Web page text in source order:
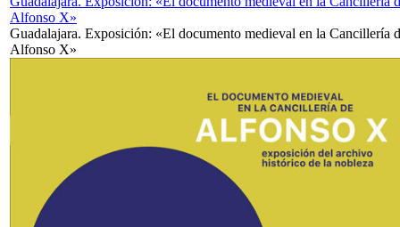
Alfonso X»
Guadalajara. Exposición: «El documento medieval en la Cancillería
Alfonso X»